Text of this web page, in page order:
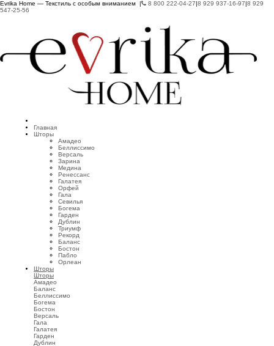
Evrika Home — Текстиль с особым вниманием | 8 800 222-04-27|8 929 937-16-97|8 929
547-25-56
Главная
Шторы
Амадео
Беллиссимо
Версаль
Зарина
Медина
Ренессанс
Галатея
Орфей
Гала
Севилья
Богема
Гарден
Дублин
Триумф
Рекорд
Баланс
Бостон
Пабло
Орлеан
Шторы
Шторы
Амадео
Баланс
Беллиссимо
Богема
Бостон
Версаль
Гала
Галатея
Гарден
Дублин